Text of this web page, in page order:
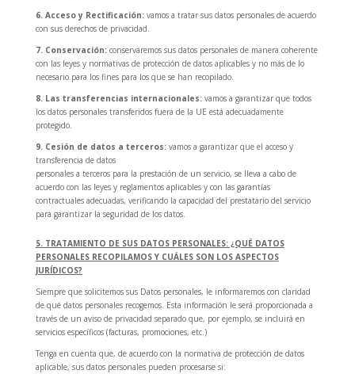
6. Acceso y Rectificación: vamos a tratar sus datos personales de acuerdo
con sus derechos de privacidad.
7. Conservación: conservaremos sus datos personales de manera coherente
con las leyes y normativas de protección de datos aplicables y no más de lo
necesario para los fines para los que se han recopilado.
8. Las transferencias internacionales: vamos a garantizar que todos
los datos personales transferidos fuera de la UE está adecuadamente
protegido.
9. Cesión de datos a terceros: vamos a garantizar que el acceso y
transferencia de datos
personales a terceros para la prestación de un servicio, se lleva a cabo de
acuerdo con las leyes y reglamentos aplicables y con las garantías
contractuales adecuadas, verificando la capacidad del prestatario del servicio
para garantizar la seguridad de los datos.
5. TRATAMIENTO DE SUS DATOS PERSONALES: ¿QUÉ DATOS
PERSONALES RECOPILAMOS Y CUÁLES SON LOS ASPECTOS
JURÍDICOS?
Siempre que solicitemos sus Datos personales, le informaremos con claridad
de qué datos personales recogemos. Esta información le será proporcionada a
través de un aviso de privacidad separado que, por ejemplo, se incluirá en
servicios específicos (facturas, promociones, etc.)
Tenga en cuenta que, de acuerdo con la normativa de protección de datos
aplicable, sus datos personales pueden procesarse si: